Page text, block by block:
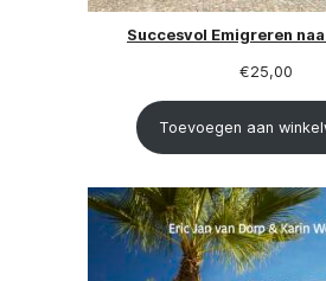
Succesvol Emigreren
€25,00
Toevoegen aan